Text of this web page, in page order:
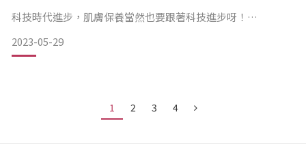
好好的、深層的保養一下，你以為你很純潔嗎，其實不，你會
被自
科技時代進步，肌膚保養當然也要跟著科技進步呀！
以前都覺得用手技搭配卸妝保養，就能擁有好膚質，殊不知長
時間下來，肌膚沒有越來越好，
改善，後來才知道平常出來卸妝，
2023-05-29
1 2 3 4